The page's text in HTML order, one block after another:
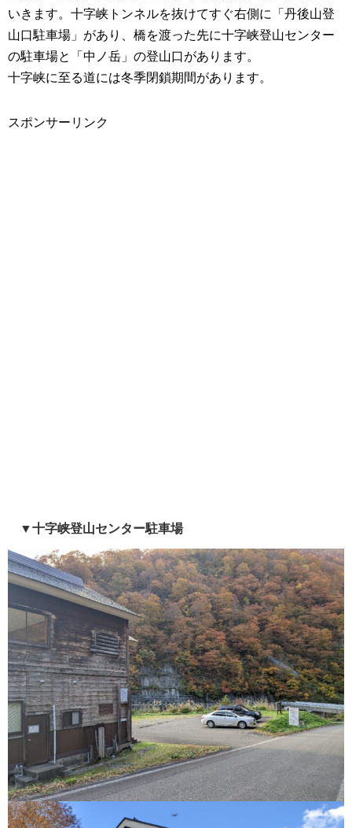
いきます。十字峡トンネルを抜けてすぐ右側に「丹後山登
山口駐車場」があり、橋を渡った先に十字峡登山センター
の駐車場と「中ノ岳」の登山口があります。
十字峡に至る道には冬季閉鎖期間があります。
スポンサーリンク
▼十字峡登山センター駐車場